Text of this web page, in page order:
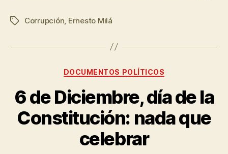
Corrupción Ernesto Milá
DOCUMENTOS POLÍTICOS
6 de Diciembre, día de la
Constitución: nada que
celebrar